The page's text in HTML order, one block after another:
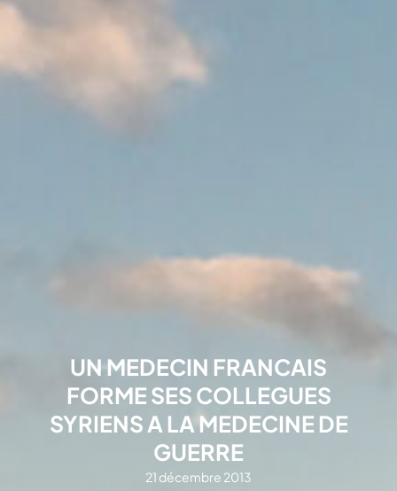
UN MEDECIN FRANCAIS
FORME SES COLLEGUES
SYRIENS A LA MEDECINE DE
GUERRE
21 décembre 2013